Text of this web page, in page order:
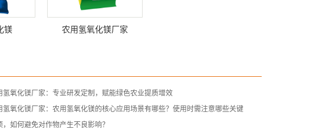
镁 农用氢氧化镁厂家
氢氧化镁厂家：专业研发定制，赋能绿色农业提质增效
氢氧化镁厂家：农用氢氧化镁的核心应用场景有哪些？使用时需注意哪些关键
，如何避免对作物产生不良影响？